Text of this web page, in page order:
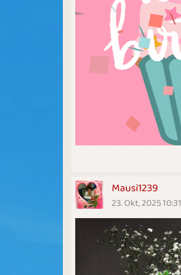
Mausi1239
23. Okt, 2025 10:31